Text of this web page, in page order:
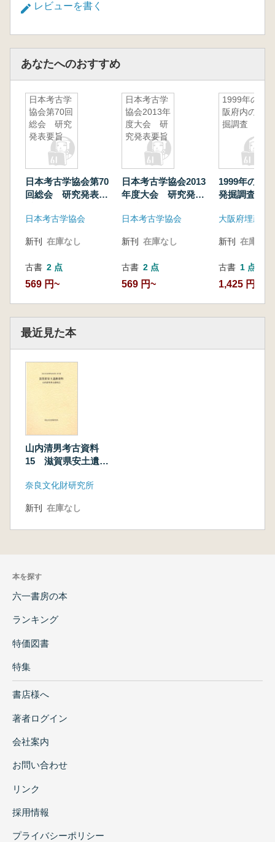
レビューを書く
あなたへのおすすめ
日本考古学
協会第70回
総会 研究
発表要旨
日本考古学協会第70
回総会 研究発表要
日本考古学協会
新刊 在庫なし
古書 2 点
569 円~
日本考古学
協会2013年
度大会 研
究発表要旨
日本考古学協会2013
年度大会 研究発表
日本考古学協会
新刊 在庫なし
古書 2 点
569 円~
1999年の大
阪府内の発
掘調査
1999年の大
発掘調査
新刊 在庫なし
古書 1 点
1,425 円
最近見た本
山内清男考古資料
15 滋賀県安土遺跡
奈良文化財研究所
新刊 在庫なし
本を探す
六一書房の本
ランキング
特価図書
特集
書店様へ
著者ログイン
会社案内
お問い合わせ
リンク
採用情報
プライバシーポリシー